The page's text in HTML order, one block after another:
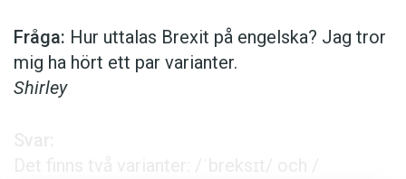
Artiklar
Krönikor
Språkfrågor
Fråga: Hur uttalas Brexit på engelska? Jag tror
mig ha hört ett par varianter.
Shirley